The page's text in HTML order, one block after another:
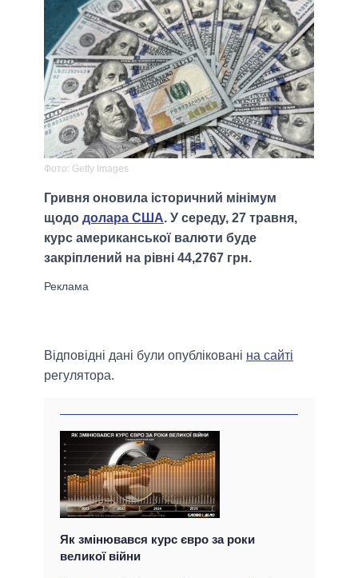
Фото: Getty Images
Гривня оновила історичний мінімум
щодо долара США. У середу, 27 травня,
курс американської валюти буде
закріплений на рівні 44,2767 грн.
Відповідні дані були опубліковані на сайті
регулятора.
Як змінювався курс євро за роки
великої війни